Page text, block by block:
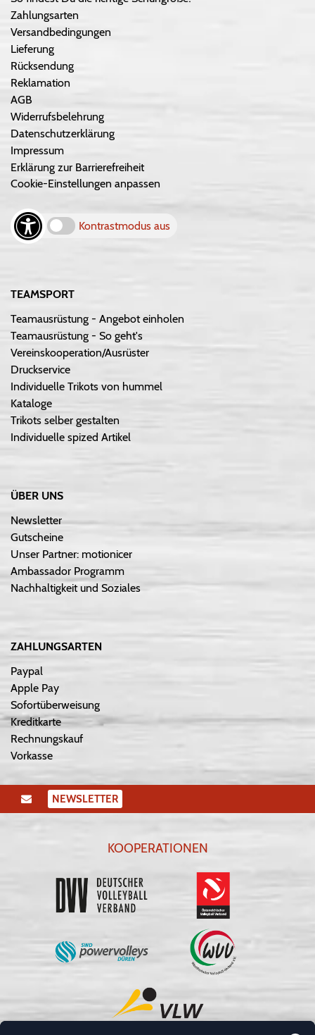
Zahlungsarten
Versandbedingungen
Lieferung
Rücksendung
Reklamation
AGB
Widerrufsbelehrung
Datenschutzerklärung
Impressum
Erklärung zur Barrierefreiheit
Cookie-Einstellungen anpassen
Kontrastmodus aus
TEAMSPORT
Teamausrüstung - Angebot einholen
Teamausrüstung - So geht's
Vereinskooperation/Ausrüster
Druckservice
Individuelle Trikots von hummel
Kataloge
Trikots selber gestalten
Individuelle spized Artikel
ÜBER UNS
Newsletter
Gutscheine
Unser Partner: motionicer
Ambassador Programm
Nachhaltigkeit und Soziales
ZAHLUNGSARTEN
Paypal
Apple Pay
Sofortüberweisung
Kreditkarte
Rechnungskauf
Vorkasse
NEWSLETTER
KOOPERATIONEN